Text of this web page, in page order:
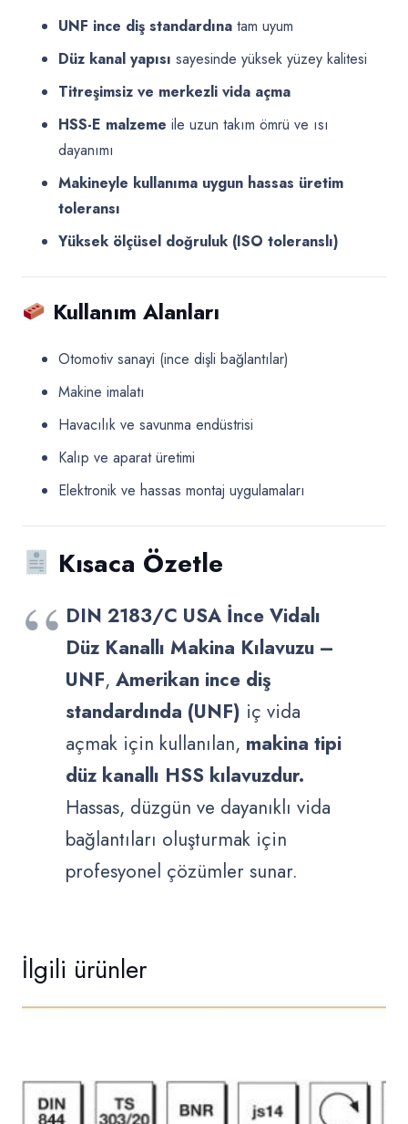
UNF ince diş standardına tam uyum
Düz kanal yapısı sayesinde yüksek yüzey kalitesi
Titreşimsiz ve merkezli vida açma
HSS-E malzeme ile uzun takım ömrü ve ısı
dayanımı
Makineyle kullanıma uygun hassas üretim
toleransı
Yüksek ölçüsel doğruluk (ISO toleranslı)
Kullanım Alanları
Otomotiv sanayi (ince dişli bağlantılar)
Makine imalatı
Havacılık ve savunma endüstrisi
Kalıp ve aparat üretimi
Elektronik ve hassas montaj uygulamaları
Kısaca Özetle
DIN 2183/C USA İnce Vidalı
Düz Kanallı Makina Kılavuzu –
UNF, Amerikan ince diş
standardında (UNF) iç vida
açmak için kullanılan, makina tipi
düz kanallı HSS kılavuzdur.
Hassas, düzgün ve dayanıklı vida
bağlantıları oluşturmak için
profesyonel çözümler sunar.
İlgili ürünler